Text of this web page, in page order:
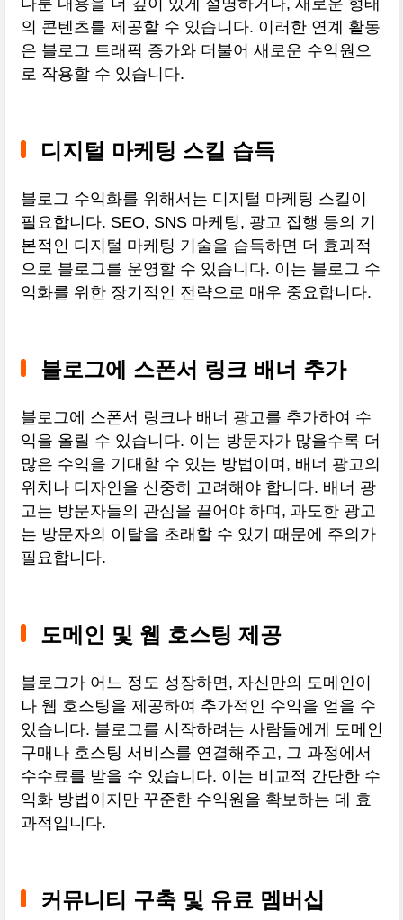
다룬 내용을 더 깊이 있게 설명하거나, 새로운 형태
의 콘텐츠를 제공할 수 있습니다. 이러한 연계 활동
은 블로그 트래픽 증가와 더불어 새로운 수익원으
로 작용할 수 있습니다.
디지털 마케팅 스킬 습득
블로그 수익화를 위해서는 디지털 마케팅 스킬이
필요합니다. SEO, SNS 마케팅, 광고 집행 등의 기
본적인 디지털 마케팅 기술을 습득하면 더 효과적
으로 블로그를 운영할 수 있습니다. 이는 블로그 수
익화를 위한 장기적인 전략으로 매우 중요합니다.
블로그에 스폰서 링크 배너 추가
블로그에 스폰서 링크나 배너 광고를 추가하여 수
익을 올릴 수 있습니다. 이는 방문자가 많을수록 더
많은 수익을 기대할 수 있는 방법이며, 배너 광고의
위치나 디자인을 신중히 고려해야 합니다. 배너 광
고는 방문자들의 관심을 끌어야 하며, 과도한 광고
는 방문자의 이탈을 초래할 수 있기 때문에 주의가
필요합니다.
도메인 및 웹 호스팅 제공
블로그가 어느 정도 성장하면, 자신만의 도메인이
나 웹 호스팅을 제공하여 추가적인 수익을 얻을 수
있습니다. 블로그를 시작하려는 사람들에게 도메인
구매나 호스팅 서비스를 연결해주고, 그 과정에서
수수료를 받을 수 있습니다. 이는 비교적 간단한 수
익화 방법이지만 꾸준한 수익원을 확보하는 데 효
과적입니다.
커뮤니티 구축 및 유료 멤버십